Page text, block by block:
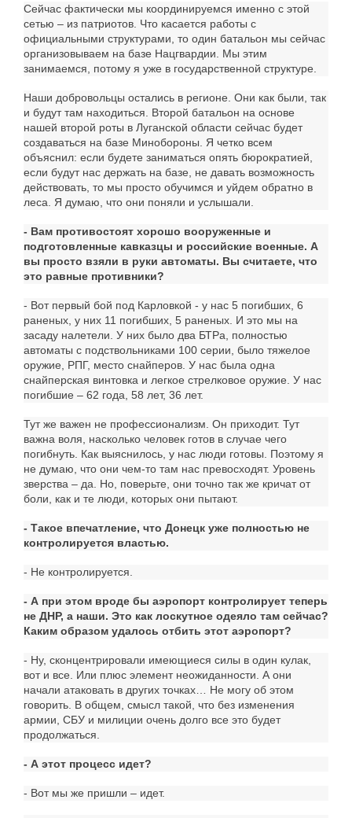
Сейчас фактически мы координируемся именно с этой
сетью – из патриотов. Что касается работы с
официальными структурами, то один батальон мы сейчас
организовываем на базе Нацгвардии. Мы этим
занимаемся, потому я уже в государственной структуре.
Наши добровольцы остались в регионе. Они как были, так
и будут там находиться. Второй батальон на основе
нашей второй роты в Луганской области сейчас будет
создаваться на базе Минобороны. Я четко всем
объяснил: если будете заниматься опять бюрократией,
если будут нас держать на базе, не давать возможность
действовать, то мы просто обучимся и уйдем обратно в
леса. Я думаю, что они поняли и услышали.
- Вам противостоят хорошо вооруженные и
подготовленные кавказцы и российские военные. А
вы просто взяли в руки автоматы. Вы считаете, что
это равные противники?
- Вот первый бой под Карловкой - у нас 5 погибших, 6
раненых, у них 11 погибших, 5 раненых. И это мы на
засаду налетели. У них было два БТРа, полностью
автоматы с подствольниками 100 серии, было тяжелое
оружие, РПГ, место снайперов. У нас была одна
снайперская винтовка и легкое стрелковое оружие. У нас
погибшие – 62 года, 58 лет, 36 лет.
Тут же важен не профессионализм. Он приходит. Тут
важна воля, насколько человек готов в случае чего
погибнуть. Как выяснилось, у нас люди готовы. Поэтому я
не думаю, что они чем-то там нас превосходят. Уровень
зверства – да. Но, поверьте, они точно так же кричат от
боли, как и те люди, которых они пытают.
- Такое впечатление, что Донецк уже полностью не
контролируется властью.
- Не контролируется.
- А при этом вроде бы аэропорт контролирует теперь
не ДНР, а наши. Это как лоскутное одеяло там сейчас?
Каким образом удалось отбить этот аэропорт?
- Ну, сконцентрировали имеющиеся силы в один кулак,
вот и все. Или плюс элемент неожиданности. А они
начали атаковать в других точках… Не могу об этом
говорить. В общем, смысл такой, что без изменения
армии, СБУ и милиции очень долго все это будет
продолжаться.
- А этот процесс идет?
- Вот мы же пришли – идет.